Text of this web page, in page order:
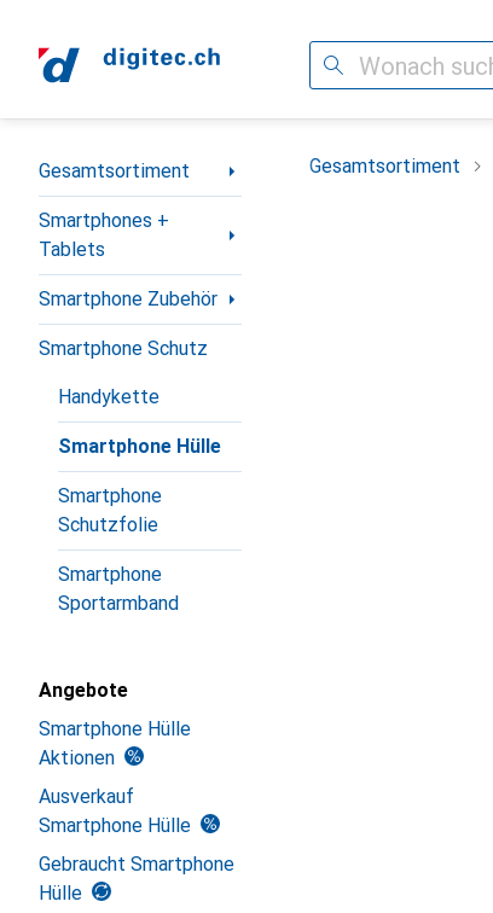
Suche
Navigation nach Kategorien
Gesamtsortiment
Smartphones +
Tablets
Smartphone Zubehör
Smartphone Schutz
Handykette
Smartphone Hülle
Smartphone
Schutzfolie
Smartphone
Sportarmband
Angebote
Smartphone Hülle
Aktionen
Ausverkauf
Smartphone Hülle
Gebraucht Smartphone
Hülle
Gesamtsortiment